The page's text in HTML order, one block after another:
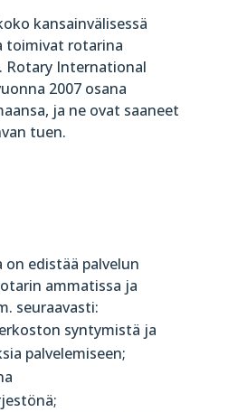
kansainvälisessä
toimivat rotarina
Rotary International
2007 osana
ja ne ovat saaneet
tuen.
edistää palvelun
ammatissa ja
seuraavasti:
syntymistä ja
palvelemiseen;